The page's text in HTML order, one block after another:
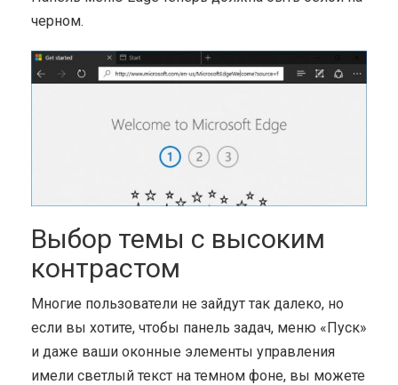
черном.
Выбор темы с высоким
контрастом
Многие пользователи не зайдут так далеко, но
если вы хотите, чтобы панель задач, меню «Пуск»
и даже ваши оконные элементы управления
имели светлый текст на темном фоне, вы можете